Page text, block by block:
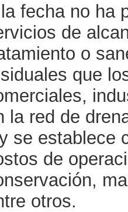
fecha no ha
de
o
que
la red de
se establece
de
otros.